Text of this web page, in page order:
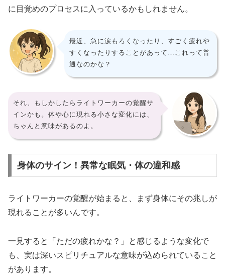
に目覚めのプロセスに入っているかもしれません。
最近、急に涙もろくなったり、すごく疲れや
すくなったりすることがあって…これって普
通なのかな？
それ、もしかしたらライトワーカーの覚醒サ
インかも。体や心に現れる小さな変化には、
ちゃんと意味があるのよ。
身体のサイン！異常な眠気・体の違和感
ライトワーカーの覚醒が始まると、まず身体にその兆しが
現れることが多いんです。
一見すると「ただの疲れかな？」と感じるような変化で
も、実は深いスピリチュアルな意味が込められていること
があります。